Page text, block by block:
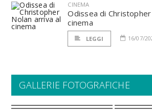
CINEMA
Odissea di
cinema
LEGGI 16/07/
GALLERIE FOTOGRAFICHE